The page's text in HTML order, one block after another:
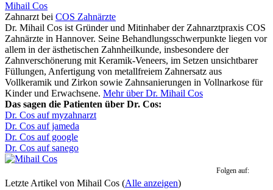
Mihail Cos
Zahnarzt bei COS Zahnärzte
Dr. Mihail Cos ist Gründer und Mitinhaber der Zahnarztpraxis COS
Zahnärzte in Hannover. Seine Behandlungsschwerpunkte liegen vor
allem in der ästhetischen Zahnheilkunde, insbesondere der
Zahnverschönerung mit Keramik-Veneers, im Setzen unsichtbarer
Füllungen, Anfertigung von metallfreiem Zahnersatz aus
Vollkeramik und Zirkon sowie Zahnsanierungen in Vollnarkose für
Kinder und Erwachsene. Mehr über Dr. Mihail Cos
Das sagen die Patienten über Dr. Cos:
Dr. Cos auf myzahnarzt
Dr. Cos auf jameda
Dr. Cos auf google
Dr. Cos auf sanego
Folgen auf:
Letzte Artikel von Mihail Cos (Alle anzeigen)